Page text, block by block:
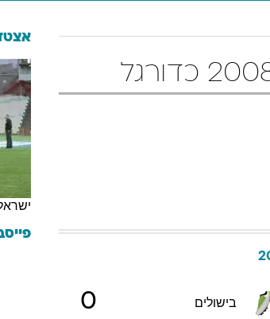
תכנית היורו
דעות ופרשנויות
וואלה! ספורט
בישולים 0